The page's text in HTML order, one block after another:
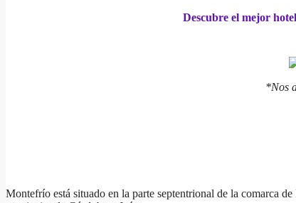
Descubre el mejor
*Nos
Montefrío está situado en la parte septentrional de la comarca